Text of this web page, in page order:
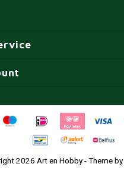
2026 Art en Hobby - Theme by